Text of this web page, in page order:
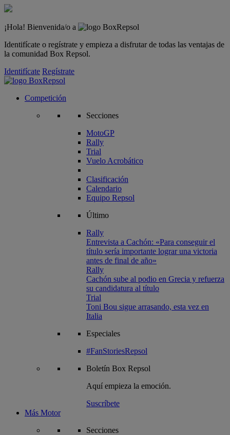
¡Hola! Bienvenida/o a
Identifícate o regístrate y empieza a disfrutar de todas las ventajas de
la comunidad Box Repsol.
Identifícate Regístrate
Competición
Secciones
MotoGP
Rally
Trial
Vuelo Acrobático
Clasificación
Calendario
Equipo Repsol
Último
Rally
Entrevista a Cachón: «Para conseguir el
título sería importante lograr una victoria
antes de final de año»
Rally
Cachón sube al podio en Grecia y refuerza
su candidatura al título
Trial
Toni Bou sigue arrasando, esta vez en
Italia
Especiales
#FanStoriesRepsol
Boletín Box Repsol
Aquí empieza la emoción.
Suscríbete
Más Motor
Secciones